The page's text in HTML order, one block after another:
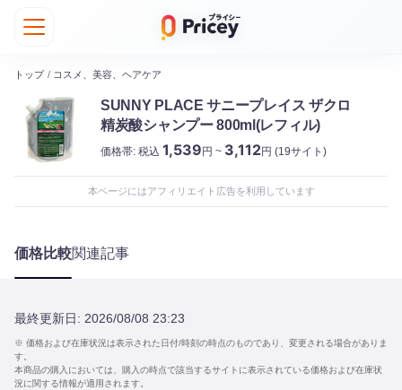
トップ / コスメ、美容、ヘアケア
SUNNY PLACE サニープレイス ザクロ
精炭酸シャンプー 800ml(レフィル)
価格帯: 税込 1,539円 ~ 3,112円 (19サイト)
本ページにはアフィリエイト広告を利用しています
価格比較関連記事
最終更新日: 2026/08/08 23:23
※ 価格および在庫状況は表示された日付/時刻の時点のものであり、変更される場合がありま
す。
本商品の購入においては、購入の時点で該当するサイトに表示されている価格および在庫状
況に関する情報が適用されます。